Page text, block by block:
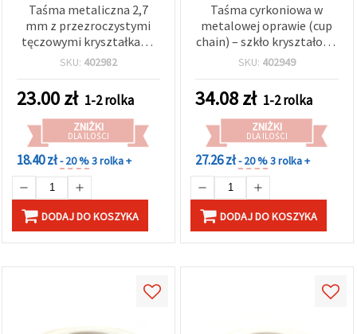
Taśma metaliczna 2,7
mm z przezroczystymi
tęczowymi kryształkami
szklanymi SS10, 9 m
SKU: 402982
23.00zł 1-2 rolka
ZNIŻKI
DLA ILOŚCI
18.40 zł- 20 %3 rolka +
DODAJ DO KOSZYKA
Taśma cyrkoniowa w
metalowej oprawie (cup
chain) – szkło kryształowe
SS6 (2,3 mm), czarna,
m – ozdobna taśma
pasmanteryjna do szycia,
kostiumów, DIY,
rękodzieła
SKU: 402949
34.08zł 1-2 rolka
ZNIŻKI
DLA ILOŚCI
27.26 zł- 20 %3 rolka +
DODAJ DO KOSZYKA